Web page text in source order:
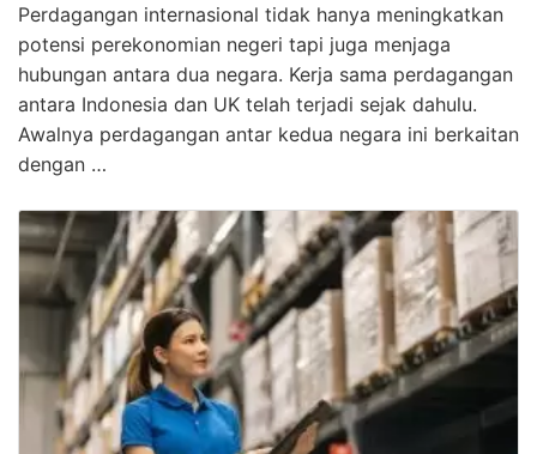
Perdagangan internasional tidak hanya meningkatkan
potensi perekonomian negeri tapi juga menjaga
hubungan antara dua negara. Kerja sama perdagangan
antara Indonesia dan UK telah terjadi sejak dahulu.
Awalnya perdagangan antar kedua negara ini berkaitan
dengan …